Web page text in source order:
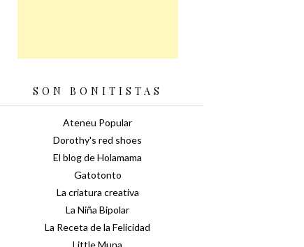
SON BONITISTAS
Ateneu Popular
Dorothy's red shoes
El blog de Holamama
Gatotonto
La criatura creativa
La Niña Bipolar
La Receta de la Felicidad